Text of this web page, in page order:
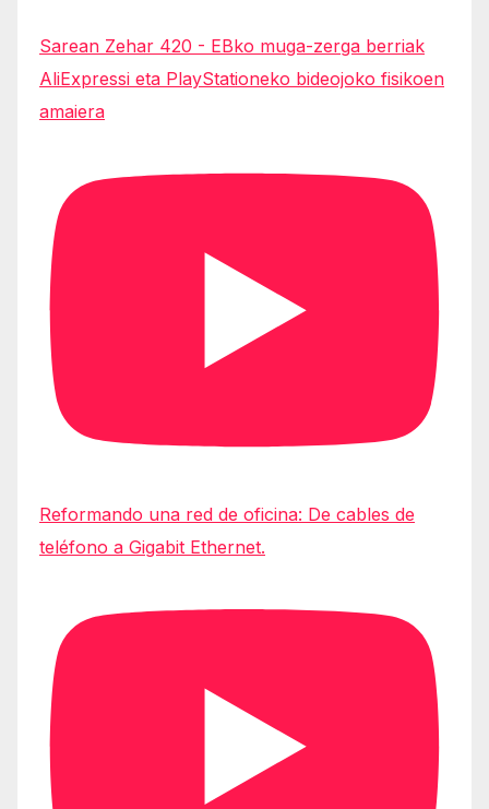
Sarean Zehar 420 - EBko muga-zerga berriak
AliExpressi eta PlayStationeko bideojoko fisikoen
amaiera
Reformando una red de oficina: De cables de
teléfono a Gigabit Ethernet.